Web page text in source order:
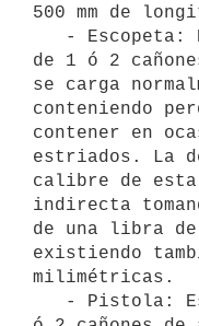
500 mm de
de 1 ó 2
se carga
conteniendo
contener en
estriados. La
calibre de
indirecta
de una libra de
existiendo
milimétricas.